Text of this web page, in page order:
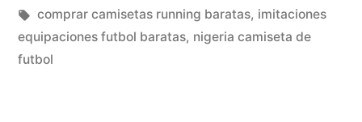
en
Etiquetas:
comprar camisetas running baratas, imitaciones
equipaciones futbol baratas, nigeria camiseta de
futbol